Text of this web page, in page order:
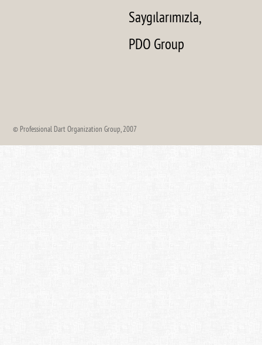
Saygılarımızla,
PDO Group
© Professional Dart Organization Group, 2007